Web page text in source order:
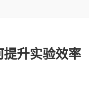
升实验效率